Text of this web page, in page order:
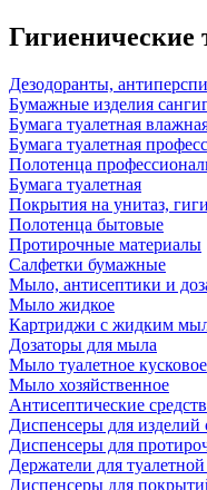
Гигиенические
Дезодоранты,
Бумажные изделия
Бумага туалетная
Бумага туалетная
Полотенца
Бумага туалетная
Покрытия на унитаз,
Полотенца бытовые
Протирочные материалы
Салфетки бумажные
Мыло, антисептики и
Мыло жидкое
Картриджи с жидким
Дозаторы для мыла
Мыло туалетное кусковое
Мыло хозяйственное
Антисептические
Диспенсеры для изделий
Диспенсеры для
Держатели для
Диспенсеры для